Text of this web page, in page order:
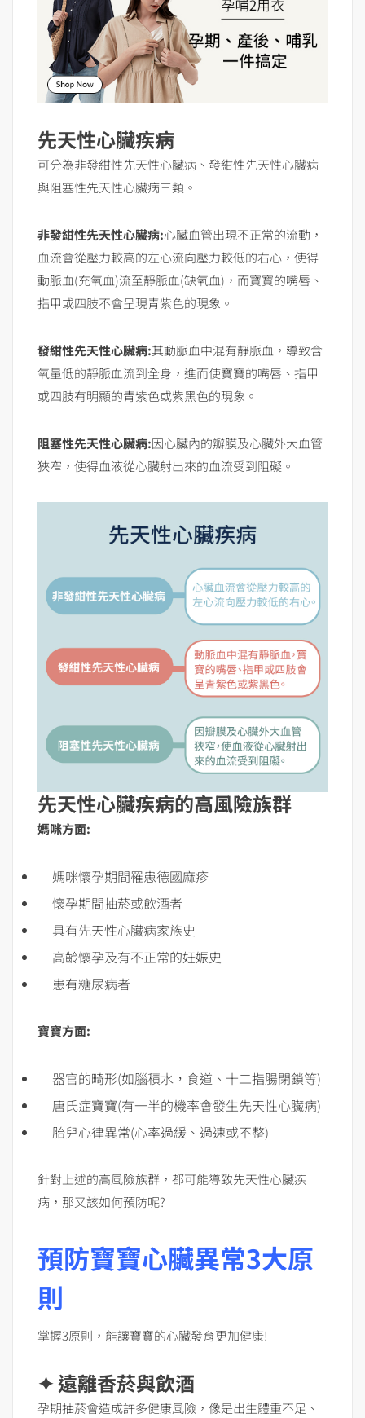
先天性心臟疾病
可分為非發紺性先天性心臟病、發紺性先天性心臟病
與阻塞性先天性心臟病三類。
非發紺性先天性心臟病:心臟血管出現不正常的流動，
血流會從壓力較高的左心流向壓力較低的右心，使得
動脈血(充氧血)流至靜脈血(缺氧血)，而寶寶的嘴唇、
指甲或四肢不會呈現青紫色的現象。
發紺性先天性心臟病:其動脈血中混有靜脈血，導致含
氧量低的靜脈血流到全身，進而使寶寶的嘴唇、指甲
或四肢有明顯的青紫色或紫黑色的現象。
阻塞性先天性心臟病:因心臟內的瓣膜及心臟外大血管
狹窄，使得血液從心臟射出來的血流受到阻礙。
先天性心臟疾病的高風險族群
媽咪方面:
媽咪懷孕期間罹患德國麻疹
懷孕期間抽菸或飲酒者
具有先天性心臟病家族史
高齡懷孕及有不正常的妊娠史
患有糖尿病者
寶寶方面:
器官的畸形(如腦積水，食道、十二指腸閉鎖等)
唐氏症寶寶(有一半的機率會發生先天性心臟病)
胎兒心律異常(心率過緩、過速或不整)
針對上述的高風險族群，都可能導致先天性心臟疾
病，那又該如何預防呢?
預防寶寶心臟異常3大原
則
掌握3原則，能讓寶寶的心臟發育更加健康!
✦ 遠離香菸與飲酒
孕期抽菸會造成許多健康風險，像是出生體重不足、